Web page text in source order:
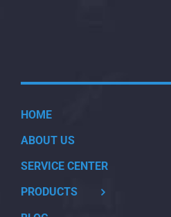
HOME
ABOUT US
SERVICE CENTER
PRODUCTS